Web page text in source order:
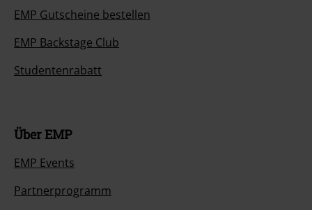
EMP Gutscheine bestellen
EMP Backstage Club
Studentenrabatt
Über EMP
EMP Events
Partnerprogramm